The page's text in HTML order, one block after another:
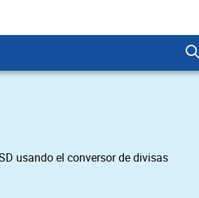
usando el conversor de divisas